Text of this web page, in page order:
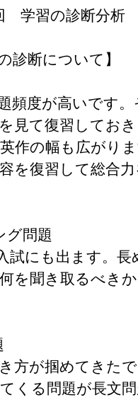
学習の診断分析
診断について】
頻度が高いです
見て復習してお
作の幅も広がり
を復習して総合
問題
試にも出ます。長
を聞き取るべき
方が掴めてきた
くる問題が長文